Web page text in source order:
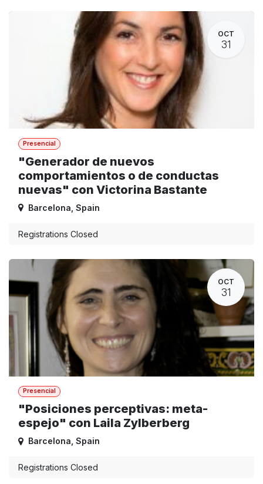
OCT
31
Presencial
"Generador de nuevos
comportamientos o de conductas
nuevas" con Victorina Bastante
Barcelona Spain
Registrations Closed
OCT
31
Presencial
"Posiciones perceptivas: meta-
espejo" con Laila Zylberberg
Barcelona Spain
Registrations Closed